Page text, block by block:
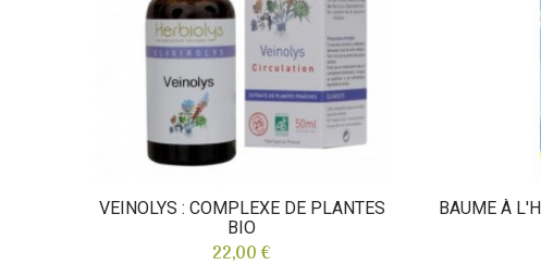
VEINOLYS : COMPLEXE DE PLANTES
BIO
22,00 €
BAUME À